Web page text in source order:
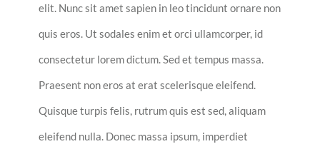
elit. Nunc sit amet sapien in leo tincidunt ornare non
quis eros. Ut sodales enim et orci ullamcorper, id
consectetur lorem dictum. Sed et tempus massa.
Praesent non eros at erat scelerisque eleifend.
Quisque turpis felis, rutrum quis est sed, aliquam
eleifend nulla. Donec massa ipsum, imperdiet